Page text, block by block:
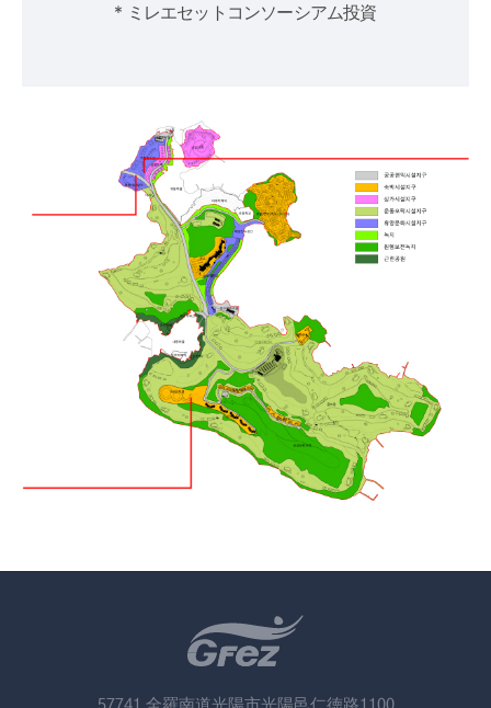
* ミレエセットコンソーシアム投資